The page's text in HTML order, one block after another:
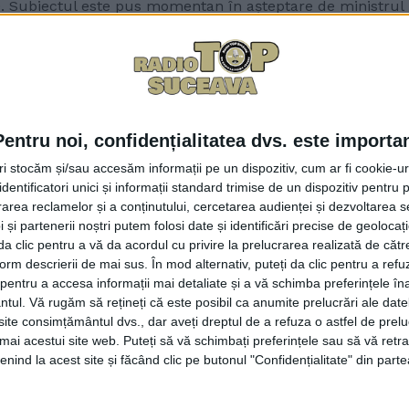
noi, confidențialitatea dvs. este
stocăm și/sau accesăm informații pe un dispozitiv, cum ar fi cookie-
unici și informații standard trimise de un dispozitiv pentru
reclamelor și a conținutului, cercetarea audienței și dezvoltarea
și partenerii noștri putem folosi date și identificări precise de
clic pentru a vă da acordul cu privire la prelucrarea realizată de
descrierii de mai sus. În mod alternativ, puteți da clic pentru a
a accesa informații mai detaliate și a vă schimba preferințele
Vă rugăm să rețineți că este posibil ca anumite prelucrări ale
consimțământul dvs., dar aveți dreptul de a refuza o astfel de
acestui site web. Puteți să vă schimbați preferințele sau să vă
la acest site și făcând clic pe butonul "Confidențialitate" din
este pus momentan în așteptare de
în cadrul unei intervenții telefonice la Radio Top:
bani de la Educație>. Pentru că Educația nu este un
pregătitoare supraaglomerate, un exemplu ”care
”La clasa pregătitoare, prin lege, se prevede un
aproba, la solicitarea școlilor, încă maxim doi elevi.
numărul 3, și din județ – unele școli care sînt
cu solicitarea către Inspectoratul Școlar de a aproba
la Ministerul Educației. Ministerul Educației, în
de 18-19-20 de elevi>, ca să nu mai creeze o normă
clasa pregătitoare”.
pregătitoare supraaglomerate continuă cu același
se poate mări și mai tare, în condițiile în care
clasa a V-a și clasa a IX-a”. A continuat profesorul: